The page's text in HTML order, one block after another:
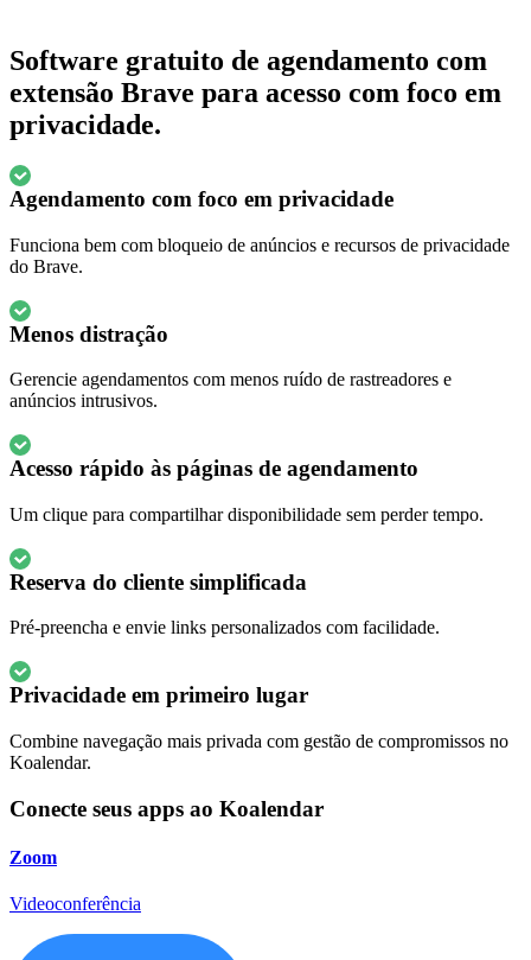
Software gratuito de agendamento com
extensão Brave para acesso com foco em
privacidade.
Agendamento com foco em privacidade
Funciona bem com bloqueio de anúncios e recursos de privacidade
do Brave.
Menos distração
Gerencie agendamentos com menos ruído de rastreadores e
anúncios intrusivos.
Acesso rápido às páginas de agendamento
Um clique para compartilhar disponibilidade sem perder tempo.
Reserva do cliente simplificada
Pré-preencha e envie links personalizados com facilidade.
Privacidade em primeiro lugar
Combine navegação mais privada com gestão de compromissos no
Koalendar.
Conecte seus apps ao Koalendar
Zoom
Videoconferência